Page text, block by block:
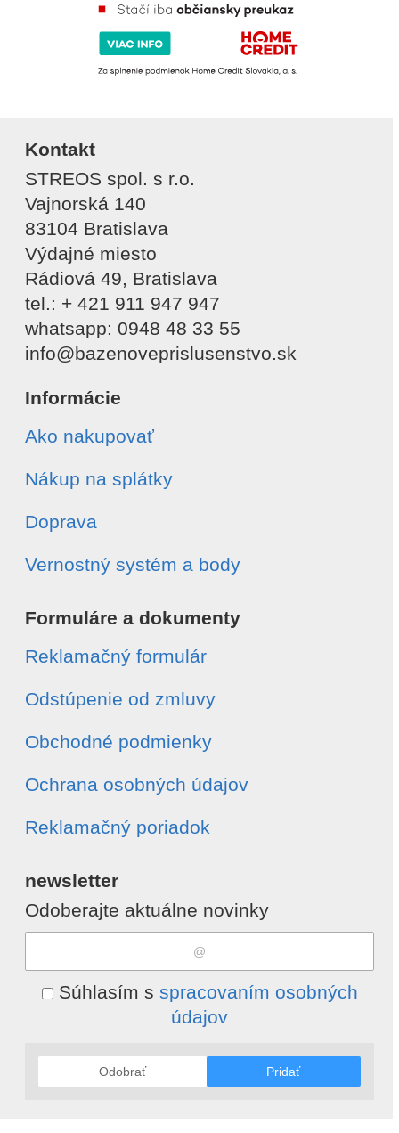
Kontakt
STREOS spol. s r.o.
Vajnorská 140
83104 Bratislava
Výdajné miesto
Rádiová 49, Bratislava
tel.: + 421 911 947 947
whatsapp: 0948 48 33 55
info@bazenoveprislusenstvo.sk
Informácie
Ako nakupovať
Nákup na splátky
Doprava
Vernostný systém a body
Formuláre a dokumenty
Reklamačný formulár
Odstúpenie od zmluvy
Obchodné podmienky
Ochrana osobných údajov
Reklamačný poriadok
newsletter
Odoberajte aktuálne novinky
Súhlasím s spracovaním osobných
údajov
Odobrať Pridať